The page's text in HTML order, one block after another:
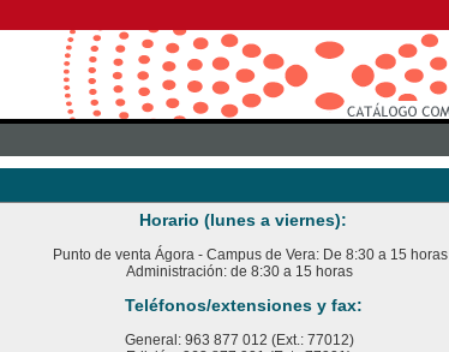
Horario (lunes a viernes):
Punto de venta Ágora - Campus de Vera: De 8:30 a 15 horas
Administración: de 8:30 a 15 horas
Teléfonos/extensiones y fax:
General: 963 877 012 (Ext.: 77012)